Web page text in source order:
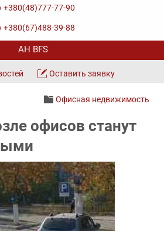
+380(48)777-77-90
+380(67)488-39-88
Оставить заявку
Офисная недвижимость
офисов станут